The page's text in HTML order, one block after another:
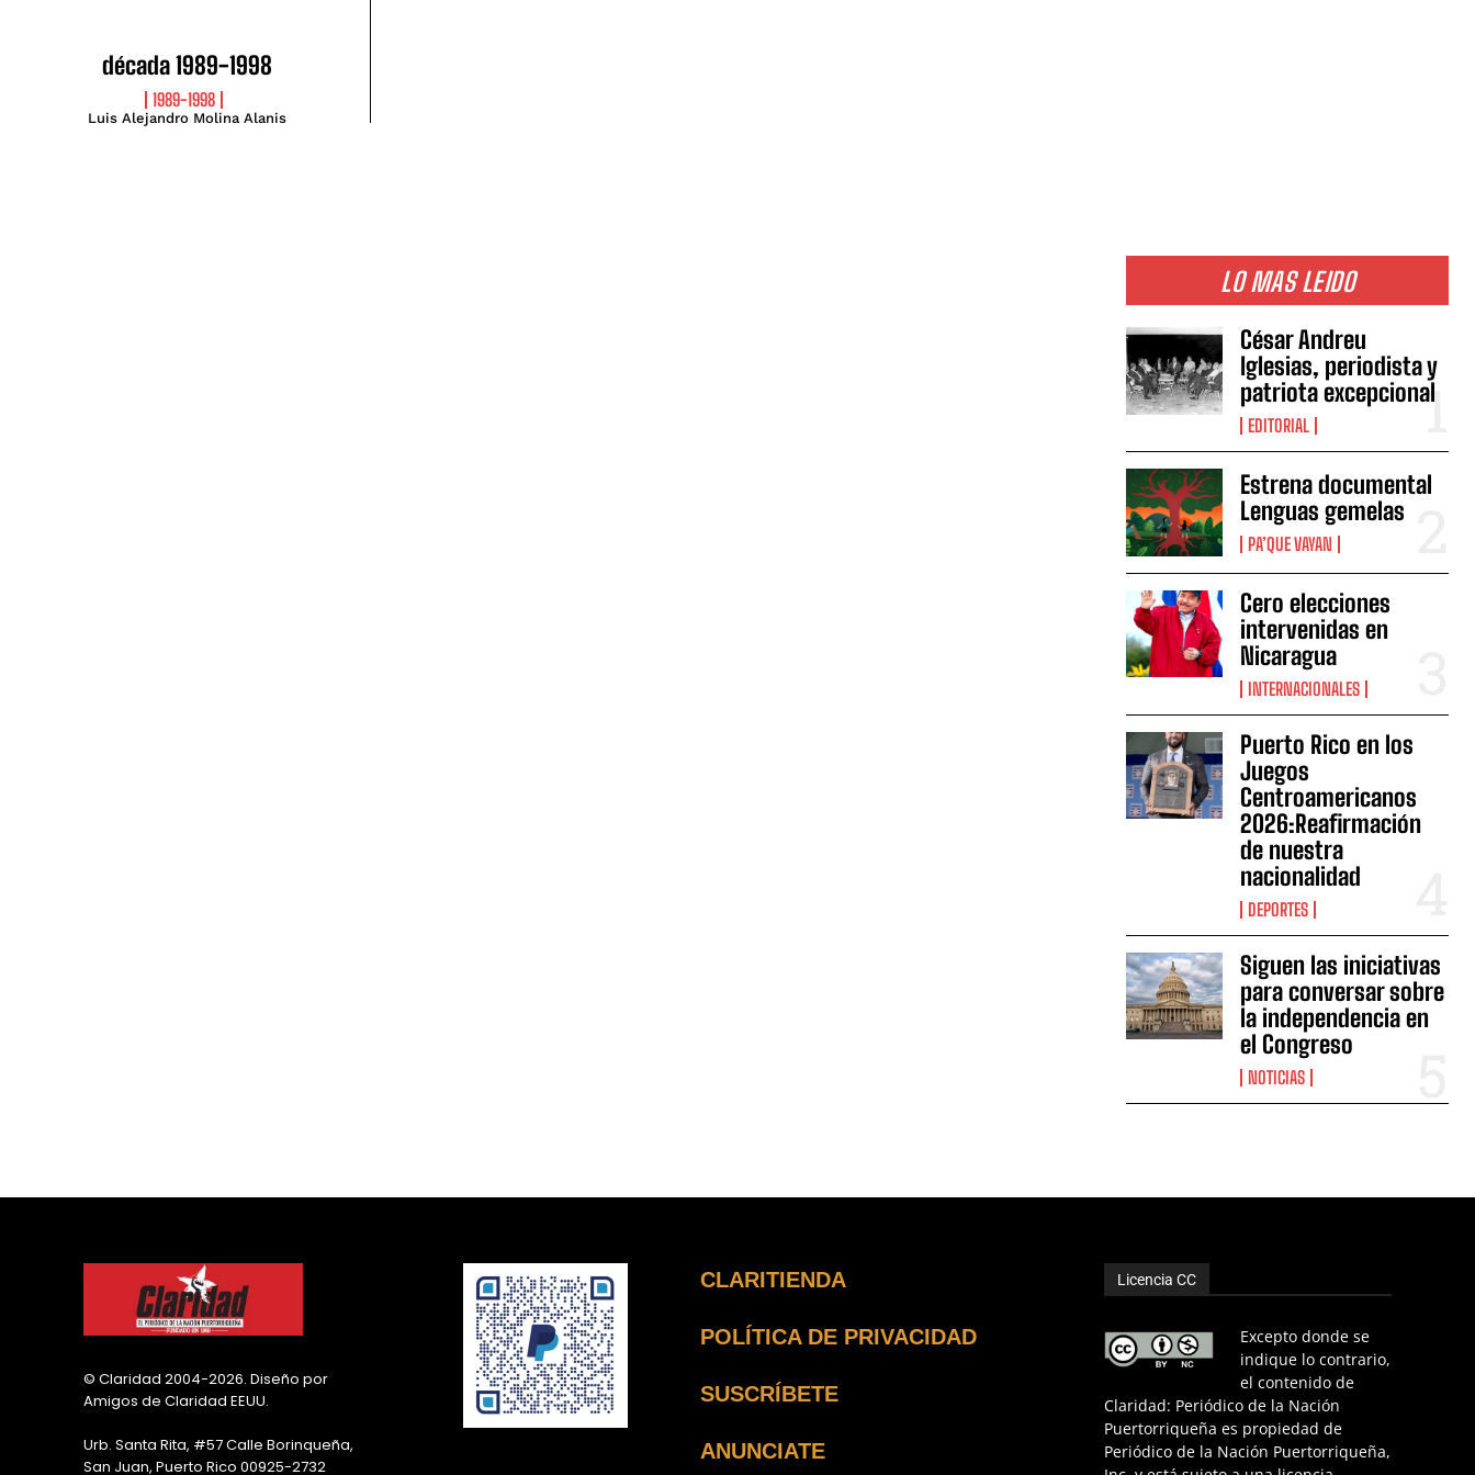
década 1989-1998
1989-1998
Luis Alejandro Molina Alanis
LO MAS LEIDO
César Andreu
Iglesias, periodista y
patriota excepcional
EDITORIAL
Estrena documental
Lenguas gemelas
PA’QUE VAYAN
Cero elecciones
intervenidas en
Nicaragua
INTERNACIONALES
Puerto Rico en los
Juegos
Centroamericanos
2026:Reafirmación
de nuestra
nacionalidad
DEPORTES
Siguen las iniciativas
para conversar sobre
la independencia en
el Congreso
NOTICIAS
© Claridad 2004-2026. Diseño por
Amigos de Claridad EEUU.
Urb. Santa Rita, #57 Calle Borinqueña,
San Juan, Puerto Rico 00925-2732
CLARITIENDA
POLÍTICA DE PRIVACIDAD
SUSCRÍBETE
ANUNCIATE
Licencia CC
Excepto donde se
indique lo contrario,
el contenido de
Claridad: Periódico de la Nación
Puertorriqueña es propiedad de
Periódico de la Nación Puertorriqueña,